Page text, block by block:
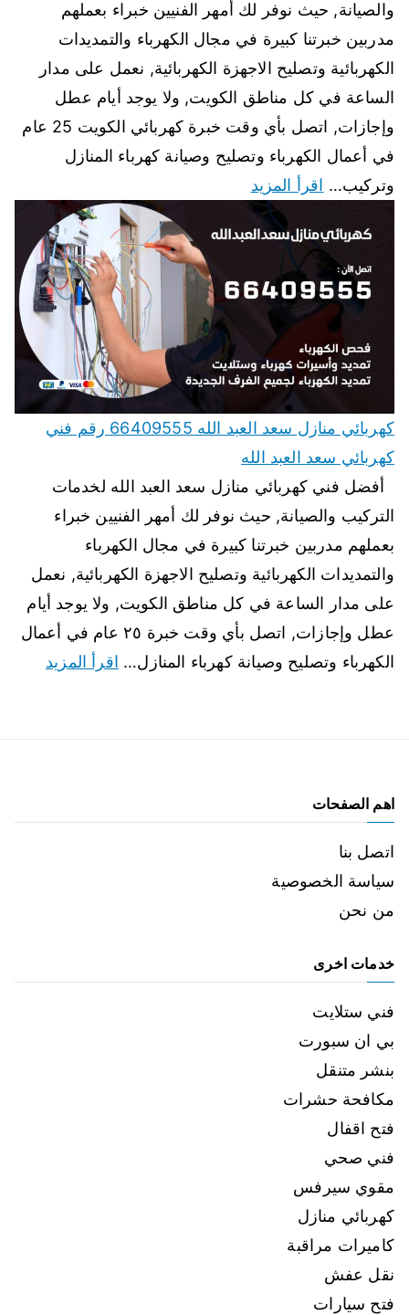
والصيانة, حيث نوفر لك أمهر الفنيين خبراء بعملهم
مدربين خبرتنا كبيرة في مجال الكهرباء والتمديدات
الكهربائية وتصليح الاجهزة الكهربائية, نعمل على مدار
الساعة في كل مناطق الكويت, ولا يوجد أيام عطل
وإجازات, اتصل بأي وقت خبرة كهربائي الكويت 25 عام
في أعمال الكهرباء وتصليح وصيانة كهرباء المنازل
وتركيب… اقرأ المزيد
كهربائي منازل سعد العبد الله 66409555 رقم فني
كهربائي سعد العبد الله
أفضل فني كهربائي منازل سعد العبد الله لخدمات
التركيب والصيانة, حيث نوفر لك أمهر الفنيين خبراء
بعملهم مدربين خبرتنا كبيرة في مجال الكهرباء
والتمديدات الكهربائية وتصليح الاجهزة الكهربائية, نعمل
على مدار الساعة في كل مناطق الكويت, ولا يوجد أيام
عطل وإجازات, اتصل بأي وقت خبرة ٢٥ عام في أعمال
الكهرباء وتصليح وصيانة كهرباء المنازل… اقرأ المزيد
اهم الصفحات
اتصل بنا
سياسة الخصوصية
من نحن
خدمات اخرى
فني ستلايت
بي ان سبورت
بنشر متنقل
مكافحة حشرات
فتح اقفال
فني صحي
مقوي سيرفس
كهربائي منازل
كاميرات مراقبة
نقل عفش
فتح سيارات